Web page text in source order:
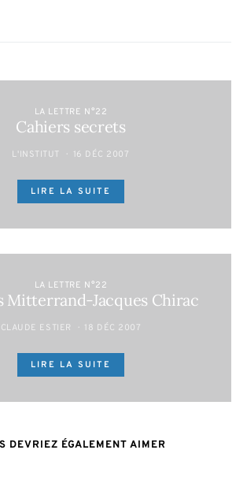
LA LETTRE N°22
Cahiers secrets
L'INSTITUT 16 DÉC 2007
LIRE LA SUITE
LA LETTRE N°22
Mitterrand-Jacques Chirac
CLAUDE ESTIER 18 DÉC 2007
LIRE LA SUITE
DEVRIEZ ÉGALEMENT AIMER